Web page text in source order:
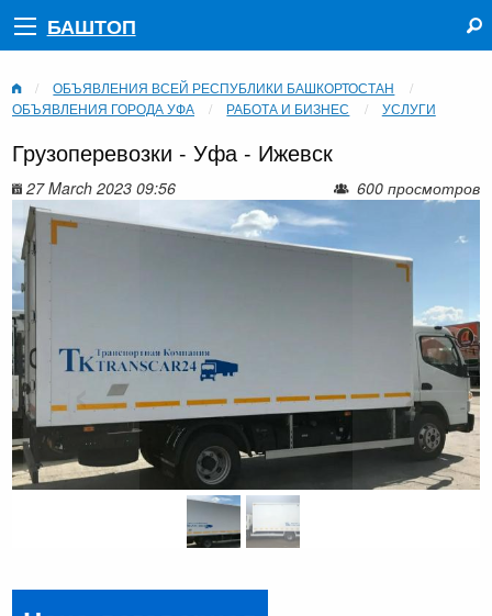
БАШТОП
ОБЪЯВЛЕНИЯ ВСЕЙ РЕСПУБЛИКИ БАШКОРТОСТАН
ОБЪЯВЛЕНИЯ ГОРОДА УФА
РАБОТА И БИЗНЕС УСЛУГИ
Грузоперевозки - Уфа - Ижевск
27 March 2023 09:56 600 просмотров
‹ ›